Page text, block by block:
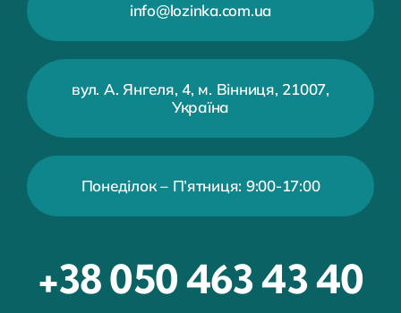
info@lozinka.com.ua
вул. А. Янгеля, 4, м. Вінниця, 21007,
Україна
Понеділок – П’ятниця: 9:00-17:00
+38 050 463 43 40